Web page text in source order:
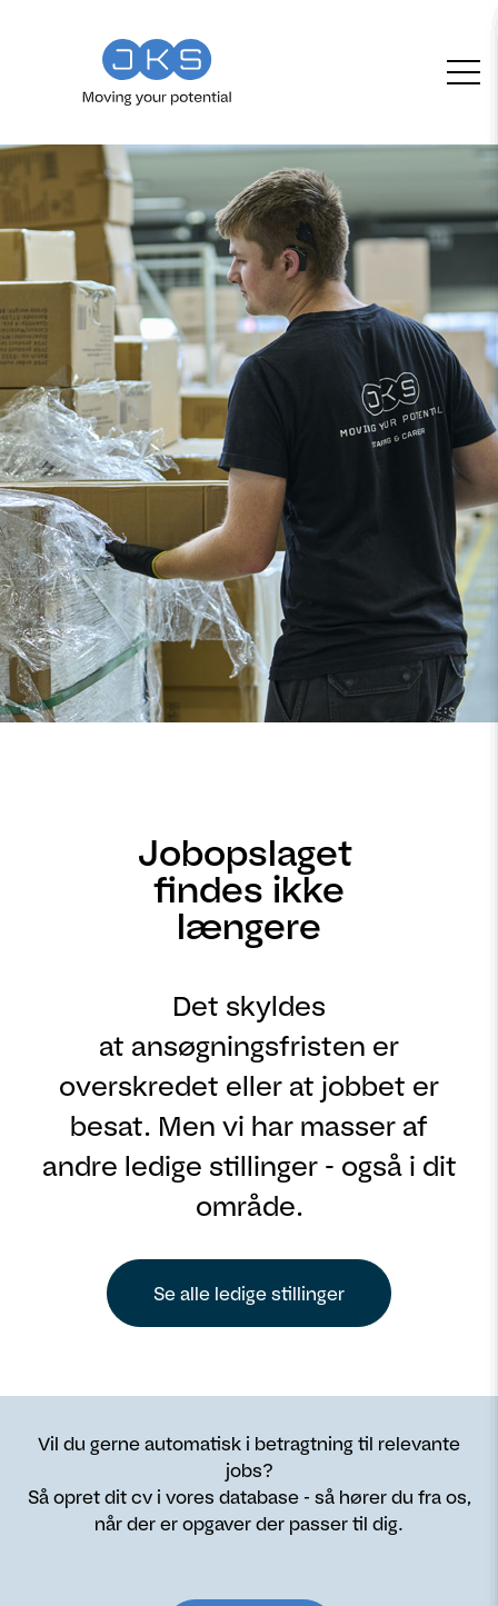
Jobopslaget
findes ikke
længere
Det skyldes
at ansøgningsfristen er
overskredet eller at jobbet er
besat. Men vi har masser af
andre ledige stillinger - også i dit
område.
Se alle ledige stillinger
Vil du gerne automatisk i betragtning til relevante
jobs?
Så opret dit cv i vores database - så hører du fra os,
når der er opgaver der passer til dig.